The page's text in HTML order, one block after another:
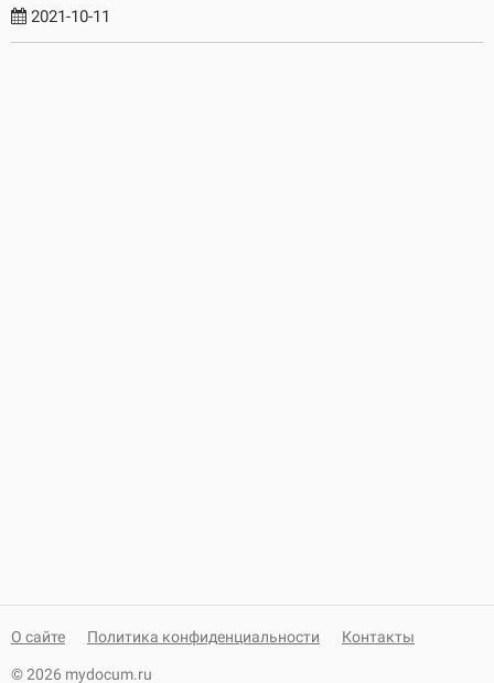
2021-10-11
О сайте Политика конфиденциальности Контакты
© 2026 mydocum.ru